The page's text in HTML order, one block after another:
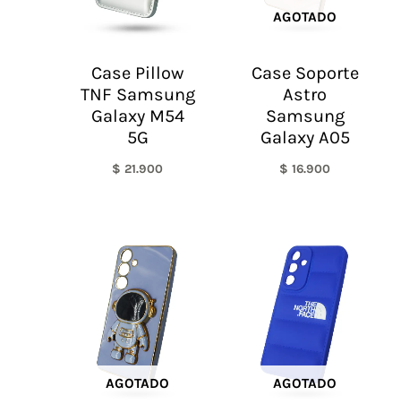
Case Pillow
TNF Samsung
Galaxy M54
5G
$ 21.900
AGOTADO
Case Soporte
Astro
Samsung
Galaxy A05
$ 16.900
AGOTADO AGOTADO